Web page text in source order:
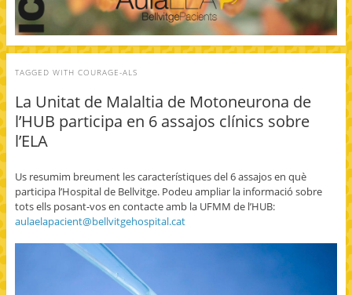
TAGGED WITH COURAGE-ALS
La Unitat de Malaltia de Motoneurona de
l’HUB participa en 6 assajos clínics sobre
l’ELA
Us resumim breument les característiques del 6 assajos en què
participa l’Hospital de Bellvitge. Podeu ampliar la informació sobre
tots ells posant-vos en contacte amb la UFMM de l’HUB:
aulaelapacient@bellvitgehospital.cat